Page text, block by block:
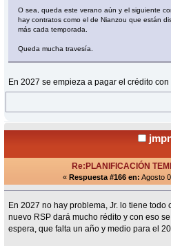
O sea, queda este verano aún y el siguiente
hay contratos como el de Nianzou que están
más cada temporada.
Queda mucha travesía.
En 2027 se empieza a pagar el crédito con
Re:PLANIFICACIÓN
« Respuesta #166 en: Agosto
En 2027 no hay problema, Jr. lo tiene todo
nuevo RSP dará mucho rédito y con eso
espera, que falta un año y medio para el